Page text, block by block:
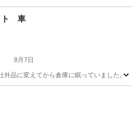
シエクル
ト 車
8月7日
外品に変えてから倉庫に眠っていました。